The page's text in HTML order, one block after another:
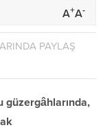
A+A-
PAYLAŞ
güzergâhlarında,